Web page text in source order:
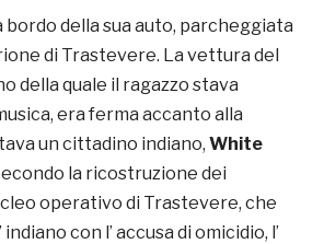
bordo della sua auto, parcheggiata
di Trastevere. La vettura del
della quale il ragazzo stava
era ferma accanto alla
un cittadino indiano, White
la ricostruzione dei
operativo di Trastevere, che
con l’ accusa di omicidio, l’